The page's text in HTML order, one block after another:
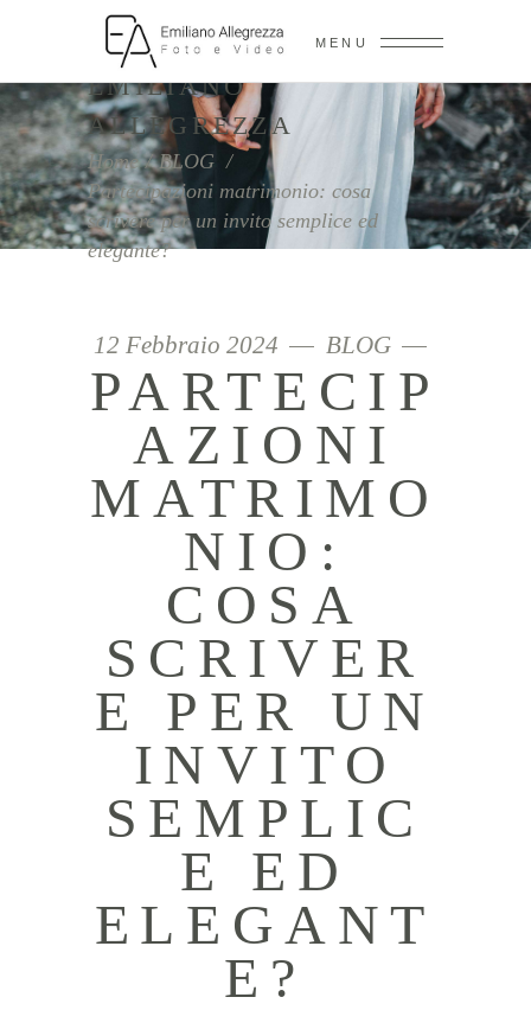
MENU
EMILIANO
ALLEGREZZA
Home/BLOG /
Partecipazioni matrimonio: cosa
scrivere per un invito semplice ed
elegante?
12 Febbraio 2024 BLOG
PARTECIP
AZIONI
MATRIMO
NIO:
COSA
SCRIVER
E PER UN
INVITO
SEMPLIC
E ED
ELEGANT
E?